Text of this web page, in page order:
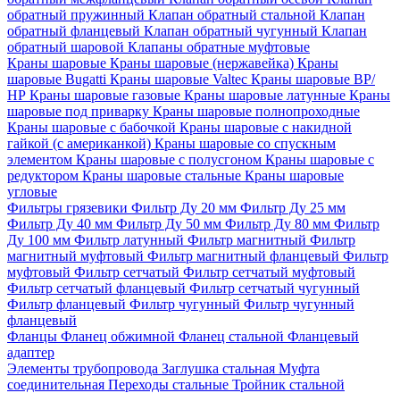
обратный пружинный Клапан обратный стальной Клапан
обратный фланцевый Клапан обратный чугунный Клапан
обратный шаровой Клапаны обратные муфтовые
Краны шаровые Краны шаровые (нержавейка) Краны
шаровые Bugatti Краны шаровые Valtec Краны шаровые ВР/
НР Краны шаровые газовые Краны шаровые латунные Краны
шаровые под приварку Краны шаровые полнопроходные
Краны шаровые с бабочкой Краны шаровые с накидной
гайкой (с американкой) Краны шаровые со спускным
элементом Краны шаровые с полусгоном Краны шаровые с
редуктором Краны шаровые стальные Краны шаровые
угловые
Фильтры грязевики Фильтр Ду 20 мм Фильтр Ду 25 мм
Фильтр Ду 40 мм Фильтр Ду 50 мм Фильтр Ду 80 мм Фильтр
Ду 100 мм Фильтр латунный Фильтр магнитный Фильтр
магнитный муфтовый Фильтр магнитный фланцевый Фильтр
муфтовый Фильтр сетчатый Фильтр сетчатый муфтовый
Фильтр сетчатый фланцевый Фильтр сетчатый чугунный
Фильтр фланцевый Фильтр чугунный Фильтр чугунный
фланцевый
Фланцы Фланец обжимной Фланец стальной Фланцевый
адаптер
Элементы трубопровода Заглушка стальная Муфта
соединительная Переходы стальные Тройник стальной